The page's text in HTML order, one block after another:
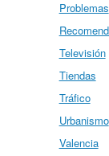
Problemas
Televisión
Tiendas
Tráfico
Urbanismo
Valencia